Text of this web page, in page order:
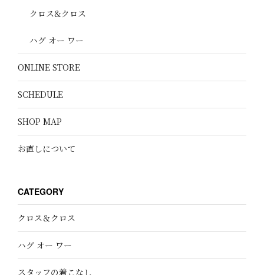
クロス&クロス
ハグ オー ワー
ONLINE STORE
SCHEDULE
SHOP MAP
お直しについて
CATEGORY
クロス＆クロス
ハグ オー ワー
スタッフの着こなし